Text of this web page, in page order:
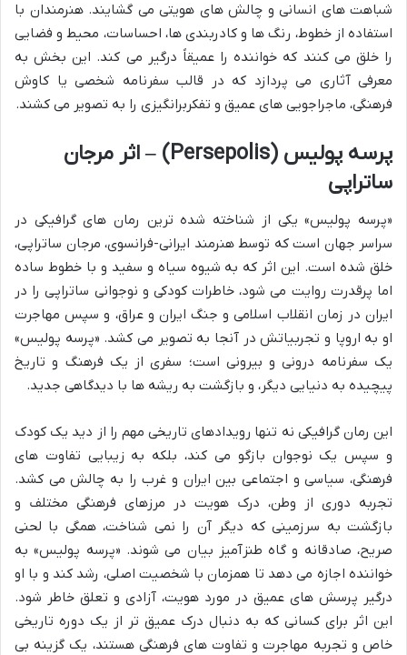
شباهت های انسانی و چالش های هویتی می گشایند. هنرمندان با
استفاده از خطوط، رنگ ها و کادربندی ها، احساسات، محیط و فضایی
را خلق می کنند که خواننده را عمیقاً درگیر می کند. این بخش به
معرفی آثاری می پردازد که در قالب سفرنامه شخصی یا کاوش
فرهنگی، ماجراجویی های عمیق و تفکربرانگیزی را به تصویر می کشند.
پرسه پولیس (Persepolis) – اثر مرجان
ساتراپی
«پرسه پولیس» یکی از شناخته شده ترین رمان های گرافیکی در
سراسر جهان است که توسط هنرمند ایرانی-فرانسوی، مرجان ساتراپی،
خلق شده است. این اثر که به شیوه سیاه و سفید و با خطوط ساده
اما پرقدرت روایت می شود، خاطرات کودکی و نوجوانی ساتراپی را در
ایران در زمان انقلاب اسلامی و جنگ ایران و عراق، و سپس مهاجرت
او به اروپا و تجربیاتش در آنجا به تصویر می کشد. «پرسه پولیس»
یک سفرنامه درونی و بیرونی است؛ سفری از یک فرهنگ و تاریخ
پیچیده به دنیایی دیگر، و بازگشت به ریشه ها با دیدگاهی جدید.
این رمان گرافیکی نه تنها رویدادهای تاریخی مهم را از دید یک کودک
و سپس یک نوجوان بازگو می کند، بلکه به زیبایی تفاوت های
فرهنگی، سیاسی و اجتماعی بین ایران و غرب را به چالش می کشد.
تجربه دوری از وطن، درک هویت در مرزهای فرهنگی مختلف و
بازگشت به سرزمینی که دیگر آن را نمی شناخت، همگی با لحنی
صریح، صادقانه و گاه طنزآمیز بیان می شوند. «پرسه پولیس» به
خواننده اجازه می دهد تا همزمان با شخصیت اصلی، رشد کند و با او
درگیر پرسش های عمیق در مورد هویت، آزادی و تعلق خاطر شود.
این اثر برای کسانی که به دنبال درک عمیق تر از یک دوره تاریخی
خاص و تجربه مهاجرت و تفاوت های فرهنگی هستند، یک گزینه بی